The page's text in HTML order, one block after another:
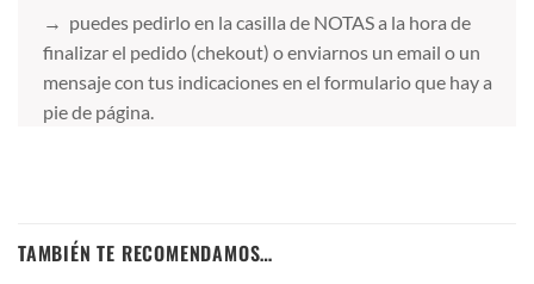
→ puedes pedirlo en la casilla de NOTAS a la hora de
finalizar el pedido (chekout) o enviarnos un email o un
mensaje con tus indicaciones en el formulario que hay a
pie de página.
TAMBIÉN TE RECOMENDAMOS…